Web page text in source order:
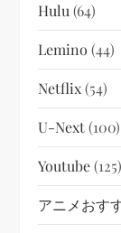
Hulu (64)
Lemino (44)
Netflix(54)
U-Next(100)
Youtube(125)
アニメおす